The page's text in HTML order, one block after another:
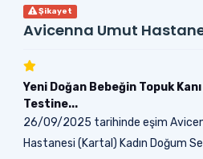
Şikayet
Avicenna Umut
Yeni Doğan Bebeğin Topuk
Testine...
26/09/2025 tarihinde eşim
Hastanesi (Kartal) Kadın Doğum